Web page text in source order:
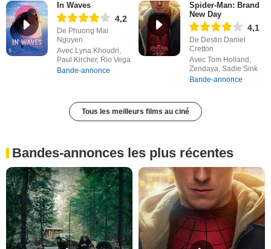
In Waves
4,2
De Phuong Mai
Nguyen
Avec Lyna Khoudri,
Paul Kircher, Rio Vega
Bande-annonce
Spider-Man: Brand
New Day
4,1
De Destin Daniel
Cretton
Avec Tom Holland,
Zendaya, Sadie Sink
Bande-annonce
Tous les meilleurs films au ciné
Bandes-annonces les plus récentes